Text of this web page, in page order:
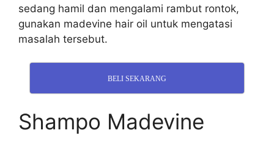
sedang hamil dan mengalami rambut rontok,
gunakan madevine hair oil untuk mengatasi
masalah tersebut.
BELI SEKARANG
Shampo Madevine